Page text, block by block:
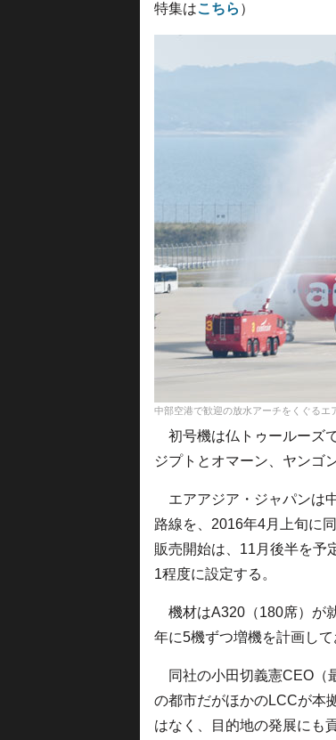
特集はこちら ）
中部空港で歓迎の放水アーチをくぐるエ
初号機は仏トゥールーズ
ジプトとオマーン、ヤンゴ
エアアジア・ジャパンは
路線を、2016年4月上旬に
販売開始は、11月後半を予
1程度に設定する。
機材はA320（180席）が
年に5機ずつ増機を計画し
同社の小田切義憲CEO（
の都市だがほかのLCCが本
はなく、目的地の発展にも